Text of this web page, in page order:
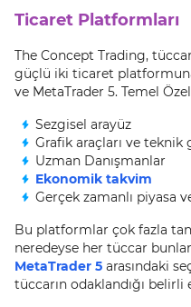
Ticaret Platformları
The Concept Trading,
güçlü iki ticaret
ve MetaTrader 5. Temel
Sezgisel arayüz
Grafik araçları ve teknik
Uzman Danışmanlar
Ekonomik takvim
Gerçek zamanlı piyasa
Bu platformlar çok fazla
neredeyse her tüccar
MetaTrader 5 arasındaki
tüccarın odaklandığı belirli